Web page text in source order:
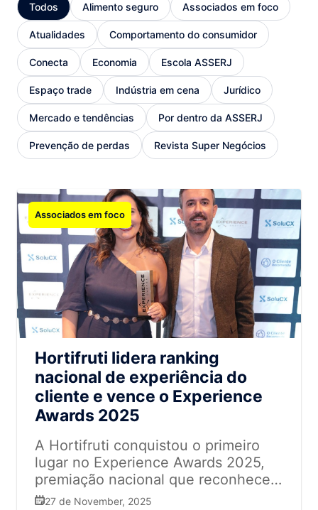
Todos Alimento seguro Associados em foco
Atualidades Comportamento do consumidor
Conecta Economia Escola ASSERJ
Espaço trade Indústria em cena Jurídico
Mercado e tendências Por dentro da ASSERJ
Prevenção de perdas Revista Super Negócios
Associados em foco
Hortifruti lidera ranking
nacional de experiência do
cliente e vence o Experience
Awards 2025
A Hortifruti conquistou o primeiro
lugar no Experience Awards 2025,
premiação nacional que reconhece
as marcas com os melhores índices
27 de November, 2025